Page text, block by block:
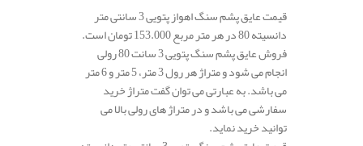
قیمت عایق پشم سنگ اهواز پتویی 3 سانتی متر
دانسیته 80 در هر متر مربع 153.000 تومان است.
فروش عایق پشم سنگ پتویی 3 سانت 80 رولی
انجام می شود و متراژ هر رول 3 متر، 5 متر و 6 متر
می باشد. به عبارتی می توان گفت متراژ خرید
سفارشی می باشد و در متراژ های رولی بالا می
توانید خرید نماید.